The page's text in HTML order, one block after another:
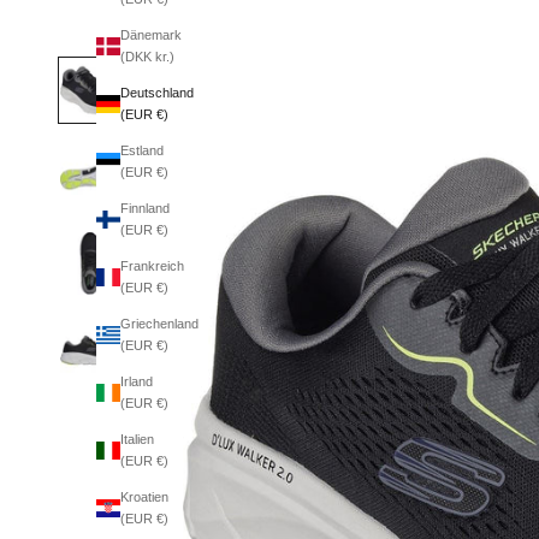
Dänemark
(DKK kr.)
Deutschland
(EUR €)
Estland
(EUR €)
Finnland
(EUR €)
Frankreich
(EUR €)
Griechenland
(EUR €)
Irland
(EUR €)
Italien
(EUR €)
Kroatien
(EUR €)